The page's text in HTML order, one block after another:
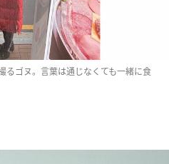
るゴヌ。言葉は通じなくても一緒に食